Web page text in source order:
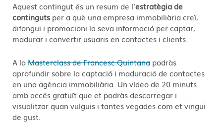
Aquest contingut és un resum de l’estratègia de
continguts per a què una empresa immobiliària creï,
difongui i promocioni la seva informació per captar,
madurar i convertir usuaris en contactes i clients.
A la Masterclass de Francesc Quintana podràs
aprofundir sobre la captació i maduració de contactes
en una agència immobiliària. Un vídeo de 20 minuts
amb accés gratuït que et podràs descarregar i
visualitzar quan vulguis i tantes vegades com et vingui
de gust.